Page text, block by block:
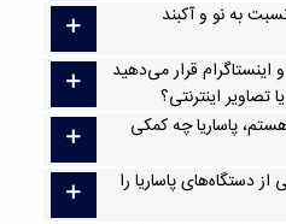
به نو و آکبند
قرار می‌دهید
اینترنتی؟
پاساریا چه کمکی
دستگاه‌های پاساریا را